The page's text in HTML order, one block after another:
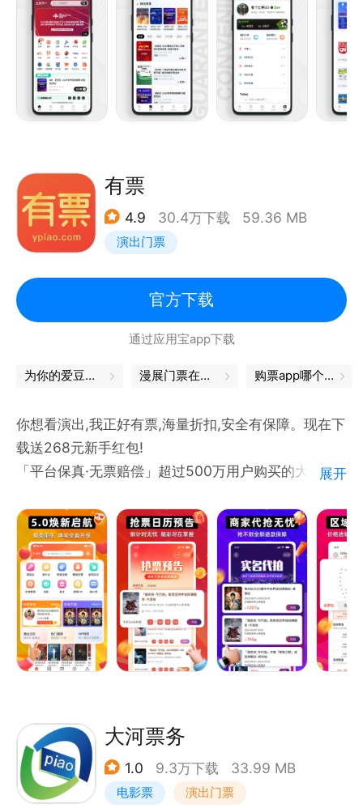
让球迷回归赛场！一起看个比赛，为自己支持的球队加
油助威！
请记住：“买球票，就上看个比赛”！
平台所售票品均为官方票务合作，100%真实票源，官
方微信/微博/小红书等全平台同号【看个比赛】，欢迎
有票
4.9 30.4万下载 59.36 MB
演出门票
官方下载
通过应用宝app下载
为你的爱豆，打call吧 漫展门票在哪买 购票app哪个好
你想看演出,我正好有票,海量折扣,安全有保障。现在下
载送268元新手红包!
「平台保真·无票赔偿」超过500万用户购买的大平
「票源丰富·灵活取票」与上百家演出主办方、票务总
代、大型票务公司合作，票源保证；全程客服贴心服
务，配送、现场取票灵活。
【关于有票】
有票(www.ypiao.com)隶属于湖北有票科技有限公
司，成立与2019年8月，是一个全新的门票交易平
的安全保障服务，让您购票无需任何担忧。
大麦、猫眼、秀动、淘票票、大麦网、票星球、摩天
轮、票牛买不到票，就来有票：大麦、猫眼、秀动、淘
展开
大河票务
1.0 9.3万下载 33.99 MB
电影票 演出门票